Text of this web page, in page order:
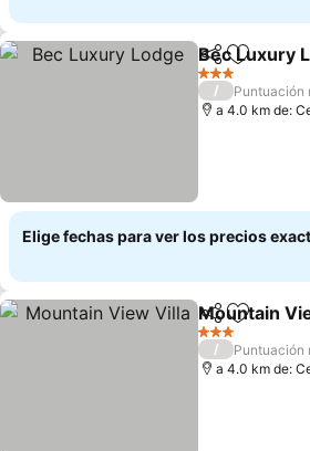
Compartir
Agregar
Bec Luxury
3 Estrellas
/
Puntuación
a 4.0 km de:
Elige fechas para ver los precios
Compartir
Agregar
Mountain
3 Estrellas
/
Puntuación
a 4.0 km de: